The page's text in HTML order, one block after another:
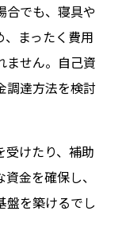
合でも、寝具や
まったく費用
ません。自己資
調達方法を検討
受けたり、補助
金を確保し、
盤を築けるでし